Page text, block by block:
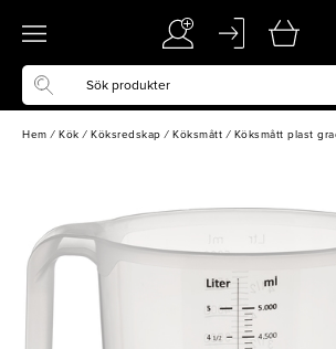
Hem / Kök / Köksredskap / Köksmått / Köksmått plast